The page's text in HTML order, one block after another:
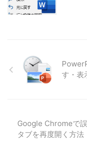
す・表
Google Chromeで
タブを再度開く方法